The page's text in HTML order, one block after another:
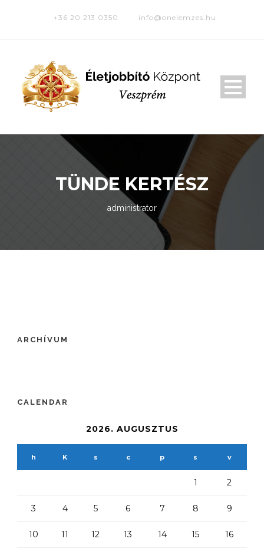
+36 20 213 0350 info@onelemzes.hu
TÜNDE KERTÉSZ
administrator
ARCHÍVUM
CALENDAR
2026. AUGUSZTUS
h K s c p s v
1 2
3 4 5 6 7 8 9
10 11 12 13 14 15 16